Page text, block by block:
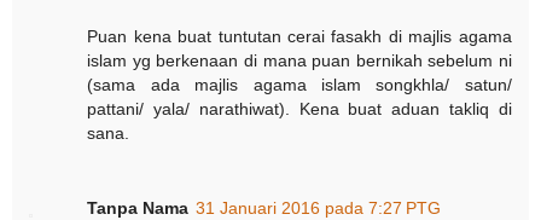
Puan kena buat tuntutan cerai fasakh di majlis agama
islam yg berkenaan di mana puan bernikah sebelum ni
(sama ada majlis agama islam songkhla/ satun/
pattani/ yala/ narathiwat). Kena buat aduan takliq di
sana.
Tanpa Nama 31 Januari 2016 pada 7:27 PTG